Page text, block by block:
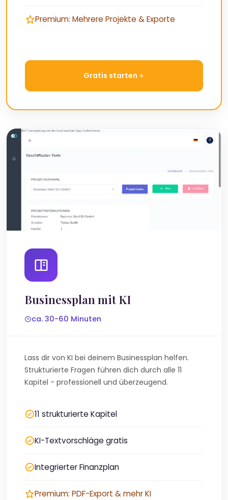
Premium: Mehrere Projekte & Exporte
Gratis starten
Businessplan mit KI
ca. 30-60 Minuten
Lass dir von KI bei deinem Businessplan helfen.
Strukturierte Fragen führen dich durch alle 11
Kapitel - professionell und überzeugend.
11 strukturierte Kapitel
KI-Textvorschläge gratis
Integrierter Finanzplan
Premium: PDF-Export & mehr KI